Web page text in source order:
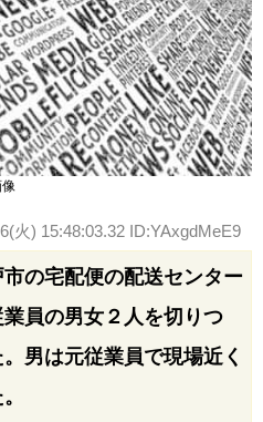
火) 15:48:03.32 ID:YAxgdMeE9
の宅配便の配送センター
員の男女２人を切りつ
男は元従業員で現場近く